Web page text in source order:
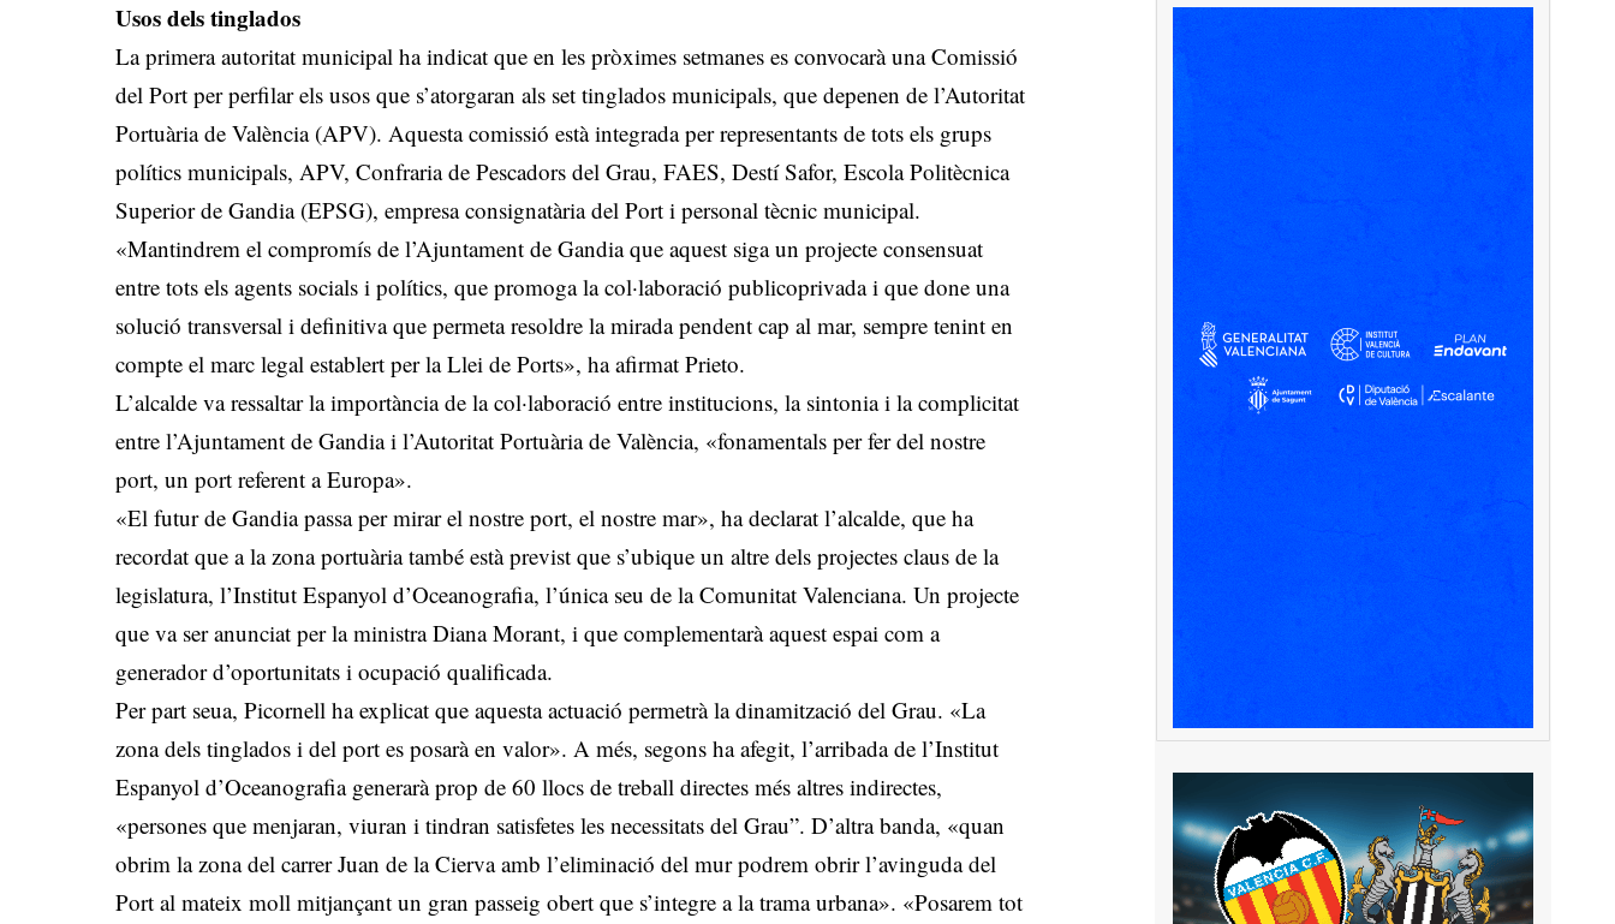
Usos dels tinglados
La primera autoritat municipal ha indicat que en les pròximes setmanes es convocarà una Comissió
del Port per perfilar els usos que s’atorgaran als set tinglados municipals, que depenen de l’Autoritat
Portuària de València (APV). Aquesta comissió està integrada per representants de tots els grups
polítics municipals, APV, Confraria de Pescadors del Grau, FAES, Destí Safor, Escola Politècnica
Superior de Gandia (EPSG), empresa consignatària del Port i personal tècnic municipal.
«Mantindrem el compromís de l’Ajuntament de Gandia que aquest siga un projecte consensuat
entre tots els agents socials i polítics, que promoga la col·laboració publicoprivada i que done una
solució transversal i definitiva que permeta resoldre la mirada pendent cap al mar, sempre tenint en
compte el marc legal establert per la Llei de Ports», ha afirmat Prieto.
L’alcalde va ressaltar la importància de la col·laboració entre institucions, la sintonia i la complicitat
entre l’Ajuntament de Gandia i l’Autoritat Portuària de València, «fonamentals per fer del nostre
port, un port referent a Europa».
«El futur de Gandia passa per mirar el nostre port, el nostre mar», ha declarat l’alcalde, que ha
recordat que a la zona portuària també està previst que s’ubique un altre dels projectes claus de la
legislatura, l’Institut Espanyol d’Oceanografia, l’única seu de la Comunitat Valenciana. Un projecte
que va ser anunciat per la ministra Diana Morant, i que complementarà aquest espai com a
generador d’oportunitats i ocupació qualificada.
Per part seua, Picornell ha explicat que aquesta actuació permetrà la dinamització del Grau. «La
zona dels tinglados i del port es posarà en valor». A més, segons ha afegit, l’arribada de l’Institut
Espanyol d’Oceanografia generarà prop de 60 llocs de treball directes més altres indirectes,
«persones que menjaran, viuran i tindran satisfetes les necessitats del Grau”. D’altra banda, «quan
obrim la zona del carrer Juan de la Cierva amb l’eliminació del mur podrem obrir l’avinguda del
Port al mateix moll mitjançant un gran passeig obert que s’integre a la trama urbana». «Posarem tot